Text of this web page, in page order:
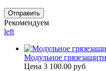
Рекомендуем
left
Модульное
Цена 3 100.00 руб